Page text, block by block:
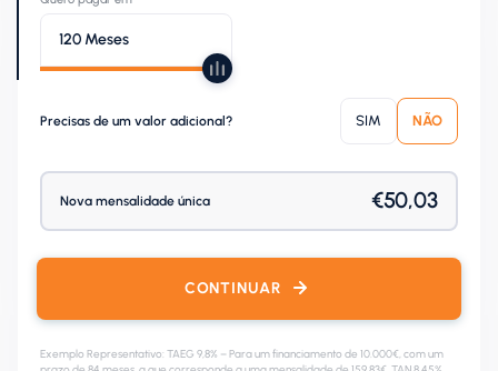
Precisas de um valor adicional? SIM NÃO
Nova mensalidade única €50,03
CONTINUAR
Exemplo Representativo: TAEG 9,8% – Para um financiamento de 10.000€, com um